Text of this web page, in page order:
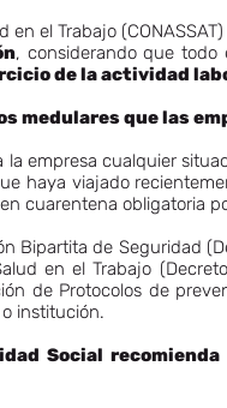
en el Trabajo
, considerando que todo
de la actividad
medulares que las
empresa cualquier
haya viajado
cuarentena obligatoria
Bipartita de Seguridad
en el Trabajo
de Protocolos de
institución.
Social recomienda